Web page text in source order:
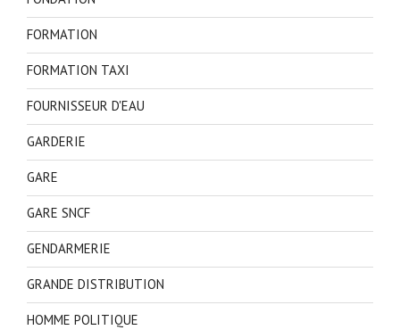
FORMATION
FORMATION TAXI
FOURNISSEUR D'EAU
GARDERIE
GARE
GARE SNCF
GENDARMERIE
GRANDE DISTRIBUTION
HOMME POLITIQUE